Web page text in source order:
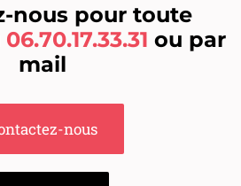
nous pour toute
06.70.17.33.31 ou par
mail
nous